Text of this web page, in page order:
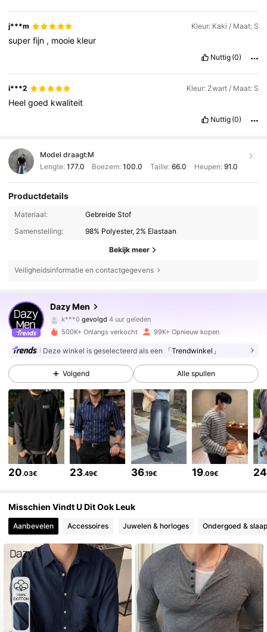
j***m Kleur: Kaki / Maat: S
superfijn , mooie kleur
Nuttig (0)
i***2 Kleur: Zwart / Maat: S
Heelgoed kwaliteit
Nuttig (0)
Model draagt:M
Lengte: 177.0 Boezem:100.0 Taille: 66.0 Heupen: 91.0
Productdetails
Materiaal:
Gebreide Stof
Samenstelling:
98% Polyester, 2% Elastaan
Bekijk meer
Veiligheidsinformatie en contactgegevens
Dazy Men
k***0gevolgd
j***iis aan het browsen
4.79
141K Volgers
4.79 141K Volgers
4.79 141K Volgers
4.79 141K Volgers
4.79 141K Volgers
4.79 141K Volgers
4.79 141K Volgers
500K+ Onlangs verkocht 99K+ Opnieuw kopen
Deze winkel is geselecteerd als een 「Trendwinkel」
Volgend Alle spullen
20.03€ 23.49€ 36.19€ 19.09€ 24
Misschien Vindt U Dit Ook Leuk
Aanbevelen Accessoires Juwelen & horloges Ondergoed &